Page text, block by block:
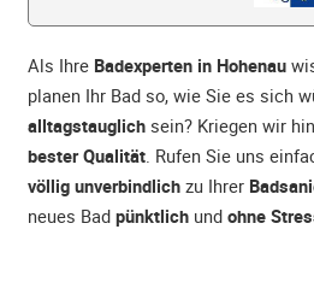
Als Ihre Badexperten in Hohenau
planen Ihr Bad so, wie Sie es sich
alltagstauglich sein? Kriegen wir
bester Qualität. Rufen Sie uns
völlig unverbindlich zu Ihrer
neues Bad pünktlich und ohne